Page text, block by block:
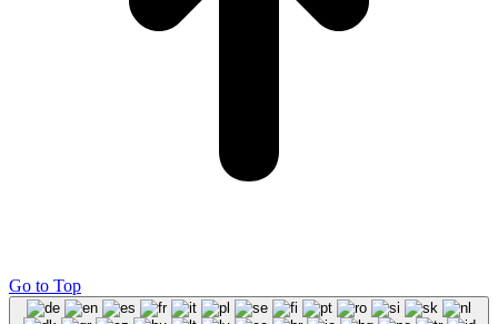
Go to Top